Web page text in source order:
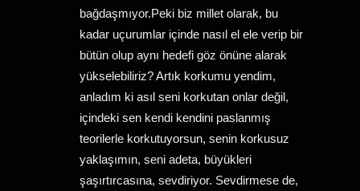
bağdaşmıyor.Peki biz millet olarak, bu
kadar uçurumlar içinde nasıl el ele verip bir
bütün olup aynı hedefi göz önüne alarak
yükselebiliriz? Artık korkumu yendim,
anladım ki asıl seni korkutan onlar değil,
içindeki sen kendi kendini paslanmış
teorilerle korkutuyorsun, senin korkusuz
yaklaşımın, seni adeta, büyükleri
şaşırtırcasına, sevdiriyor. Sevdirmese de,